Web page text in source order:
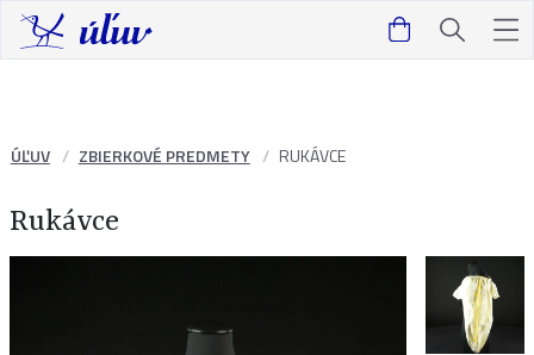
ÚĽUV ZBIERKOVÉ PREDMETY RUKÁVCE
Rukávce